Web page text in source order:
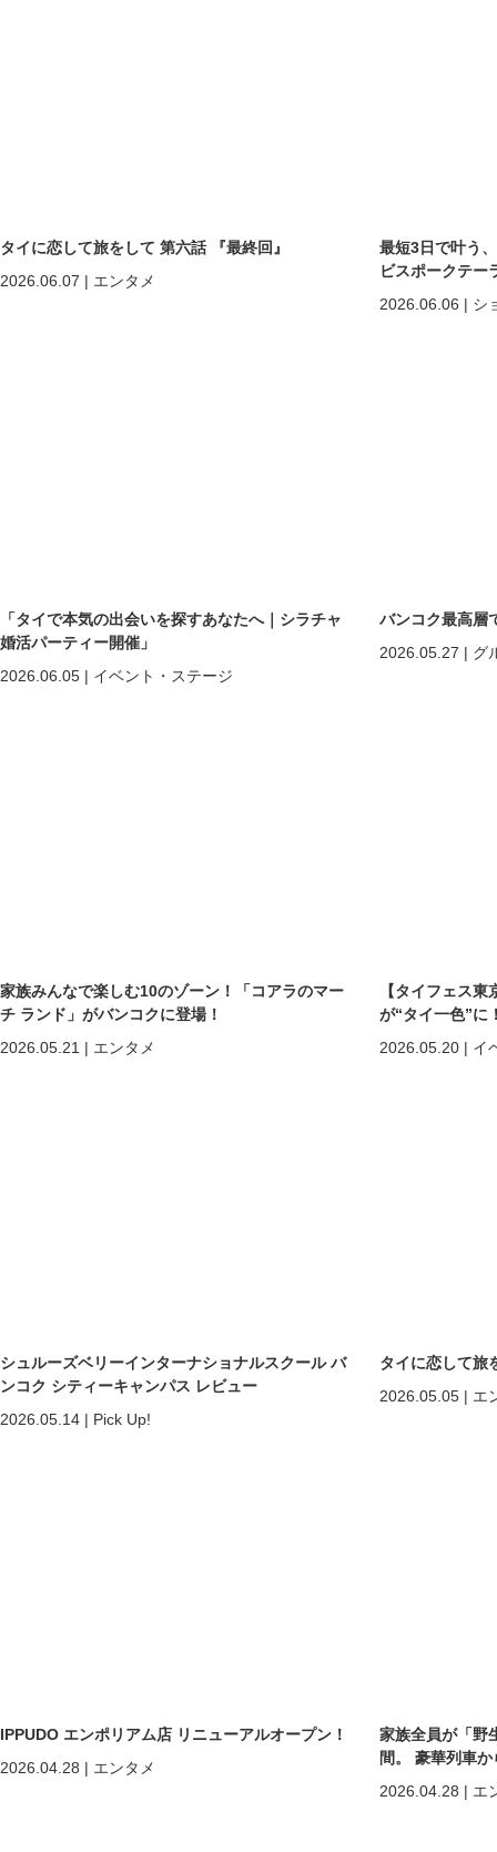
タイに恋して旅をして 第六話 『最終回』
2026.06.07 | エンタメ
最短3日で叶う
ビスポークテ
2026.06.06 | シ
「タイで本気の出会いを探すあなたへ｜シラチャ
婚活パーティー開催」
2026.06.05 | イベント・ステージ
バンコク最高層
2026.05.27 | グ
家族みんなで楽しむ10のゾーン！「コアラのマー
チ ランド」がバンコクに登場！
2026.05.21 | エンタメ
【タイフェス
が“タイ一色”に
2026.05.20 | イ
シュルーズベリーインターナショナルスクール バ
ンコク シティーキャンパス レビュー
2026.05.14 | Pick Up!
タイに恋して旅
2026.05.05 | エ
IPPUDO エンポリアム店 リニューアルオープン！
2026.04.28 | エンタメ
家族全員が「野
間。 豪華列車
2026.04.28 | エ